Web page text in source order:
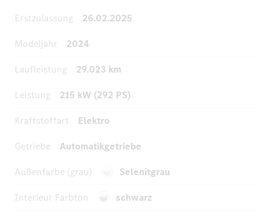
Erstzulassung
26.02.2025
Modeljahr
2024
Laufleistung
29.023 km
Leistung
215 kW (292 PS)
Kraftstoffart
Elektro
Getriebe
Automatikgetriebe
Außenfarbe (grau)
Selenitgrau
Interieur Farbton
schwarz